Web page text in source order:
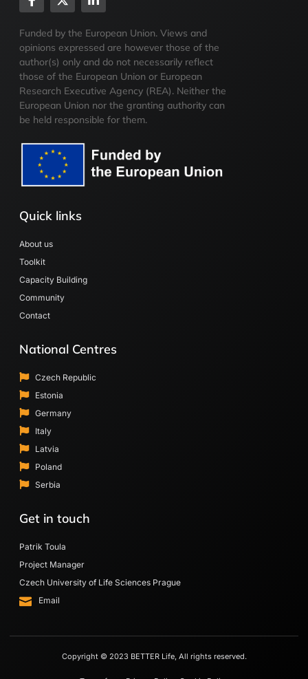
Funded by the European Union. Views and
opinions expressed are however those of the
author(s) only and do not necessarily reflect
those of the European Union or European
Research Executive Agency (REA). Neither the
European Union nor the granting authority can
be held responsible for them.
Quick links
About us
Toolkit
Capacity Building
Community
Contact
National Centres
Czech Republic
Estonia
Germany
Italy
Latvia
Poland
Serbia
Get in touch
Patrik Toula
Project Manager
Czech University of Life Sciences Prague
Email
Copyright © 2023 BETTER Life, All rights reserved.